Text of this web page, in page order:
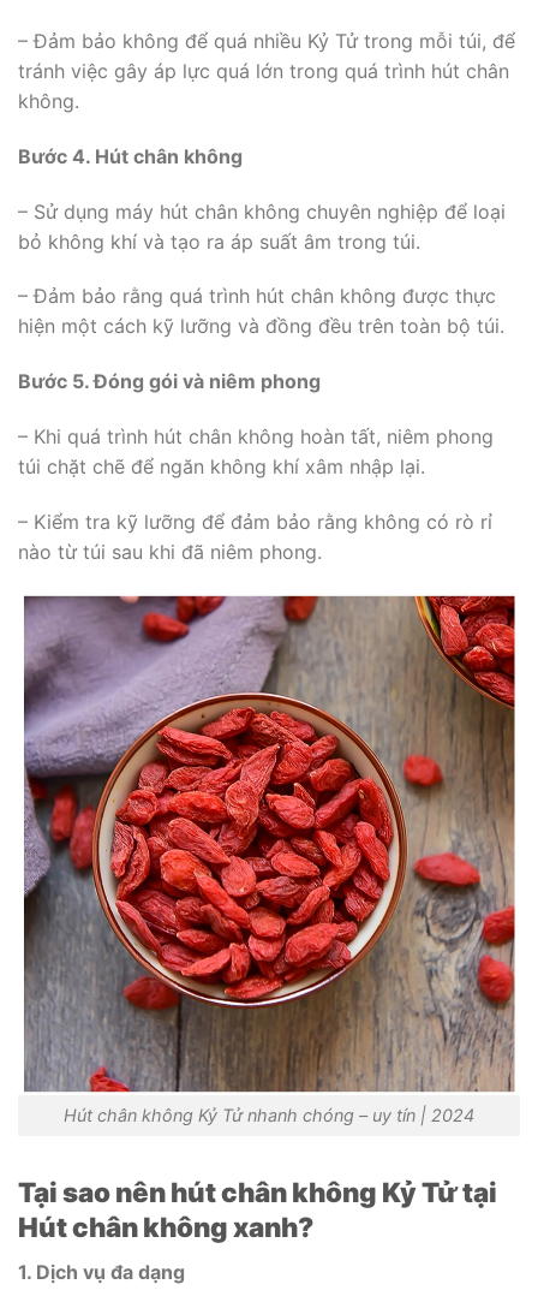
– Đảm bảo không để quá nhiều Kỷ Tử trong mỗi túi, để
tránh việc gây áp lực quá lớn trong quá trình hút chân
không.
Bước 4. Hút chân không
– Sử dụng máy hút chân không chuyên nghiệp để loại
bỏ không khí và tạo ra áp suất âm trong túi.
– Đảm bảo rằng quá trình hút chân không được thực
hiện một cách kỹ lưỡng và đồng đều trên toàn bộ túi.
Bước 5. Đóng gói và niêm phong
– Khi quá trình hút chân không hoàn tất, niêm phong
túi chặt chẽ để ngăn không khí xâm nhập lại.
– Kiểm tra kỹ lưỡng để đảm bảo rằng không có rò rỉ
nào từ túi sau khi đã niêm phong.
Hút chân không Kỷ Tử nhanh chóng – uy tín | 2024
Tại sao nên hút chân không Kỷ Tử tại
Hút chân không xanh?
1. Dịch vụ đa dạng